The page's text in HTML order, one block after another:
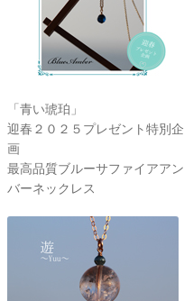
「青い琥珀」
迎春２０２５プレゼント特別企
画
最高品質ブルーサファイアアン
バーネックレス